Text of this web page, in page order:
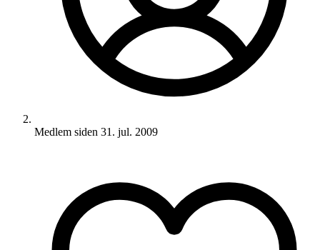
Medlem siden 31. jul. 2009